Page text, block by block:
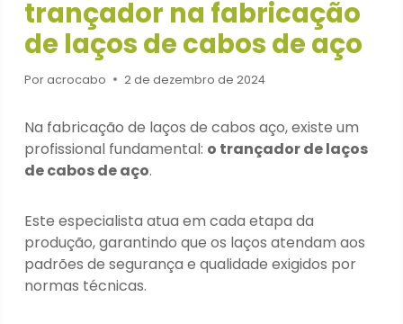
trançador na fabricação
de laços de cabos de aço
Poracrocabo 2 de dezembro de 2024
Na fabricação de laços de cabos aço, existe um
profissional fundamental: o trançador de laços
de cabos de aço.
Este especialista atua em cada etapa da
produção, garantindo que os laçosatendam aos
padrões de segurança e qualidade exigidos por
normas técnicas.